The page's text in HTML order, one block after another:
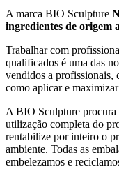
A marca BIO Sculpture
ingredientes de origem
Trabalhar com
qualificados é uma das
vendidos a profissionais,
como aplicar e
A BIO Sculpture procura
utilização completa do
rentabilize por inteiro o
ambiente. Todas as
embelezamos e